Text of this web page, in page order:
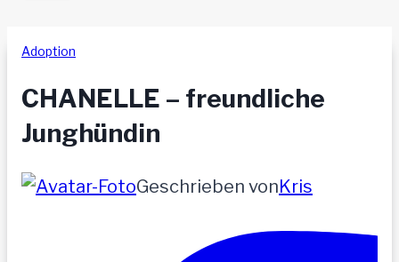
Adoption
CHANELLE – freundliche
Junghündin
Geschrieben vonKris